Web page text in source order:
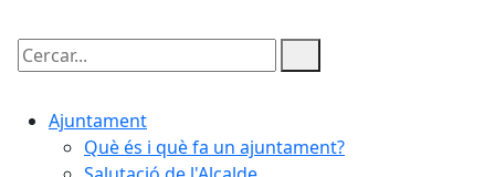
Cercar:
Ajuntament
Què és i què fa un ajuntament?